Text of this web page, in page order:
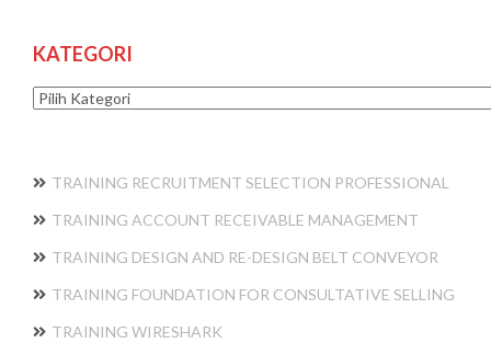
KATEGORI
Kategori
TRAINING RECRUITMENT SELECTION PROFESSIONAL
TRAINING ACCOUNT RECEIVABLE MANAGEMENT
TRAINING DESIGN AND RE-DESIGN BELT CONVEYOR
TRAINING FOUNDATION FOR CONSULTATIVE SELLING
TRAINING WIRESHARK